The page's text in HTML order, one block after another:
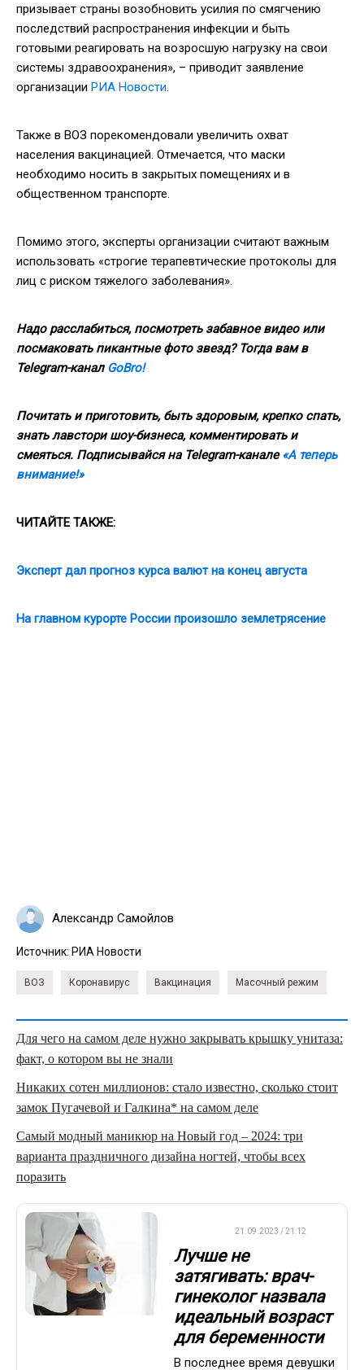
призывает страны возобновить усилия по смягчению
последствий распространения инфекции и быть
готовыми реагировать на возросшую нагрузку на свои
системы здравоохранения», – приводит заявление
организации РИА Новости.
Также в ВОЗ порекомендовали увеличить охват
населения вакцинацией. Отмечается, что маски
необходимо носить в закрытых помещениях и в
общественном транспорте.
Помимо этого, эксперты организации считают важным
использовать «строгие терапевтические протоколы для
лиц с риском тяжелого заболевания».
Надо расслабиться, посмотреть забавное видео или
посмаковать пикантные фото звезд? Тогда вам в
Telegram-канал GoBro!
Почитать и приготовить, быть здоровым, крепко спать,
знать лавстори шоу-бизнеса, комментировать и
смеяться. Подписывайся на Telegram-канале«А теперь
внимание!»
ЧИТАЙТЕ ТАКЖЕ:
Эксперт дал прогноз курса валют на конец августа
На главном курорте России произошло землетрясение
Александр Самойлов
Источник: РИА Новости
ВОЗ Коронавирус Вакцинация Масочный режим
Для чего на самом деле нужно закрывать крышку унитаза:
факт, о котором вы не знали
Никаких сотен миллионов: стало известно, сколько стоит
замок Пугачевой и Галкина* на самом деле
Самый модный маникюр на Новый год – 2024: три
варианта праздничного дизайна ногтей, чтобы всех
поразить
21.09.2023 / 21:12
Лучше не
затягивать: врач-
гинеколог назвала
идеальный возраст
для беременности
В последнее время девушки